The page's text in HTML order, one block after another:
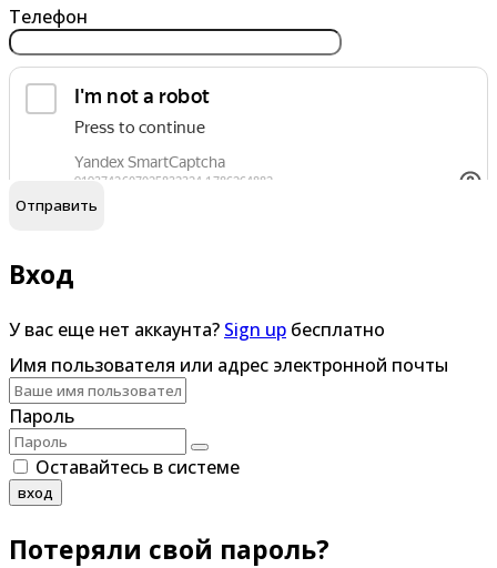
Телефон
Я согласен наобработку персональных данных
Вход
У вас еще нет аккаунта? Sign up бесплатно
Имя пользователя или адрес электронной почты
Пароль
Оставайтесь в системе
вход
Потеряли свой пароль?